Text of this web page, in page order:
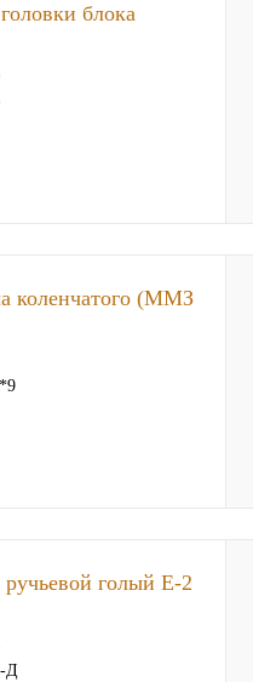
блока
коленчатого (ММЗ
голый Е-2
Д